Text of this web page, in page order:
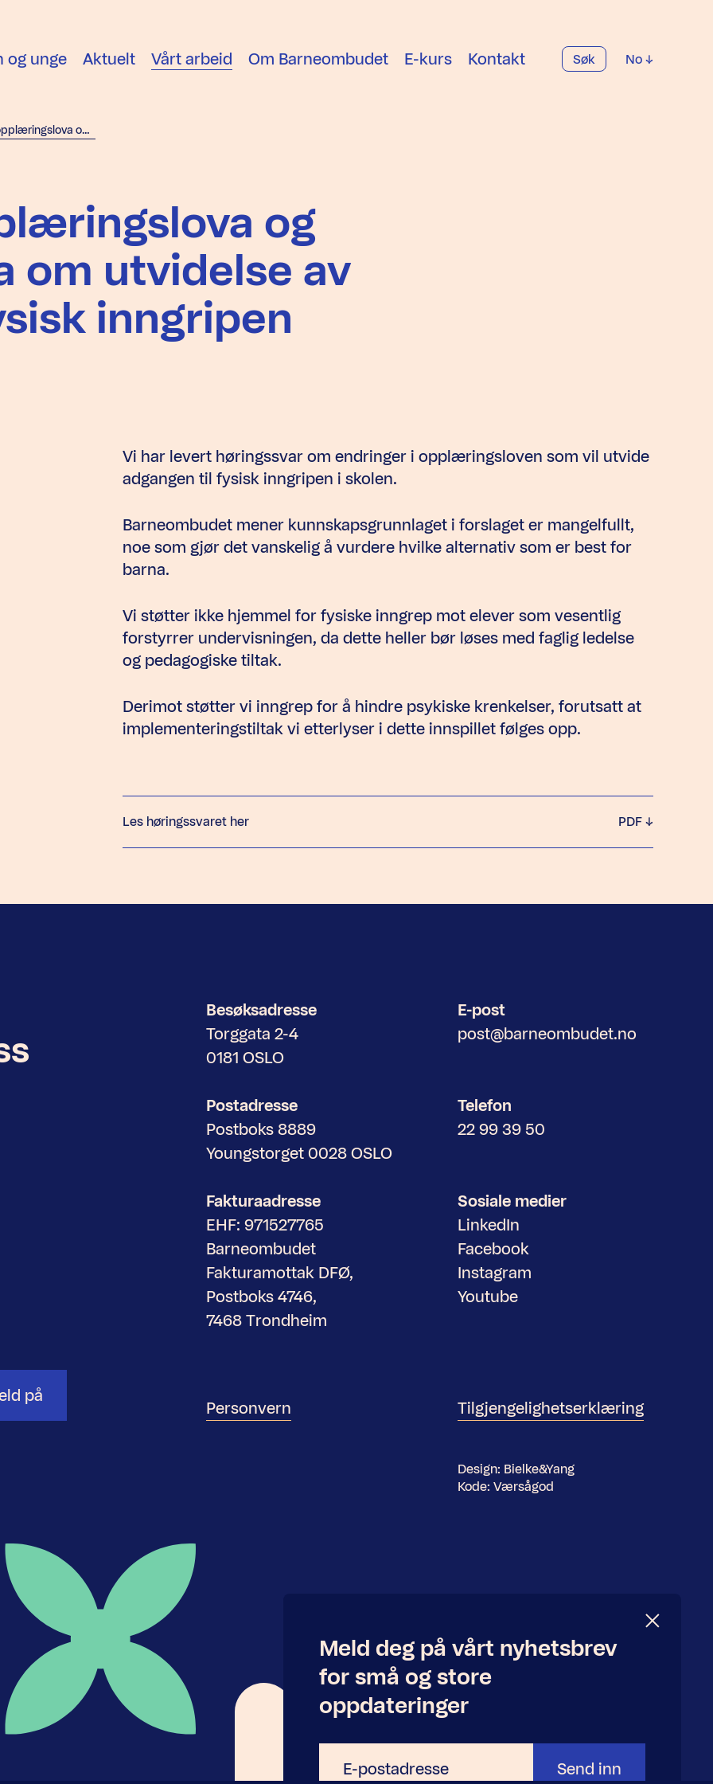
og unge Aktuelt Vårt arbeid Om Barneombudet E-kurs Kontakt Søk No
Endringer i opplæringslova og privatskolelova om utvidelse av adgangen til fysisk inngripen
og
om utvidelse av
inngripen
Vi har levert høringssvar om endringer i opplæringsloven som vil utvide
adgangen til fysisk inngripen i skolen.
Barneombudet mener kunnskapsgrunnlaget i forslaget er mangelfullt,
noe som gjør det vanskelig å vurdere hvilke alternativ som er best for
barna.
Vi støtter ikke hjemmel for fysiske inngrep mot elever som vesentlig
forstyrrer undervisningen, da dette heller bør løses med faglig ledelse
og pedagogiske tiltak.
Derimot støtter vi inngrep for å hindre psykiske krenkelser, forutsatt at
implementeringstiltak vi etterlyser i dette innspillet følges opp.
Les høringssvaret her PDF
på
Besøksadresse
Torggata 2-4
0181 OSLO
Postadresse
Postboks 8889
Youngstorget 0028 OSLO
Fakturaadresse
EHF: 971527765
Barneombudet
Fakturamottak DFØ,
Postboks 4746,
7468 Trondheim
Personvern
E-post
post@barneombudet.no
Telefon
22 99 39 50
Sosiale medier
LinkedIn
Facebook
Instagram
Youtube
Tilgjengelighetserklæring
Design: Bielke&Yang
Kode: Værsågod
Meld deg på vårt nyhetsbrev
for små og store
oppdateringer
postadresse
Send inn